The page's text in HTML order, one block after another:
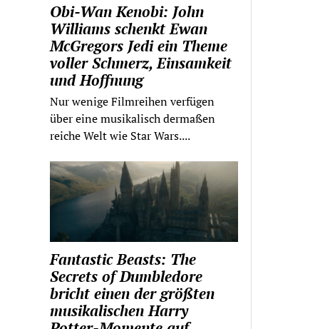
Obi-Wan Kenobi: John
Williams schenkt Ewan
McGregors Jedi ein Theme
voller Schmerz, Einsamkeit
und Hoffnung
Nur wenige Filmreihen verfügen
über eine musikalisch dermaßen
reiche Welt wie Star Wars....
Fantastic Beasts: The
Secrets of Dumbledore
bricht einen der größten
musikalischen Harry